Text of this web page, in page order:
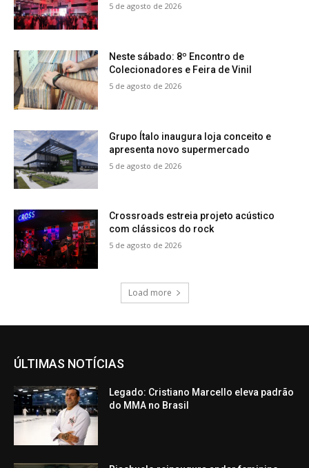
5 de agosto de 2026
Neste sábado: 8º Encontro de
Colecionadores e Feira de Vinil
5 de agosto de 2026
Grupo Ítalo inaugura loja conceito e
apresenta novo supermercado
5 de agosto de 2026
Crossroads estreia projeto acústico
com clássicos do rock
5 de agosto de 2026
Load more
ÚLTIMAS NOTÍCIAS
Legado: Cristiano Marcello eleva padrão
do MMA no Brasil